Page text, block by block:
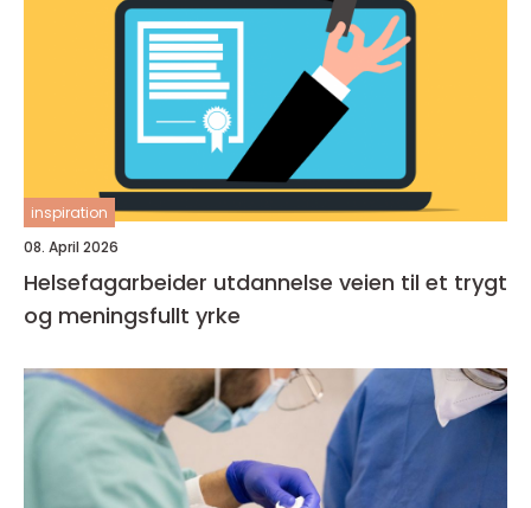
inspiration
08. April 2026
Helsefagarbeider utdannelse veien til et trygt
og meningsfullt yrke